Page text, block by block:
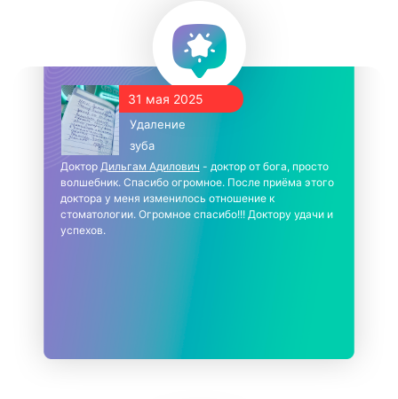
31 мая 2025
Удаление
зуба
Доктор Дильгам Адилович - доктор от бога, просто
волшебник. Спасибо огромное. После приёма этого
доктора у меня изменилось отношение к
стоматологии. Огромное спасибо!!! Доктору удачи и
успехов.